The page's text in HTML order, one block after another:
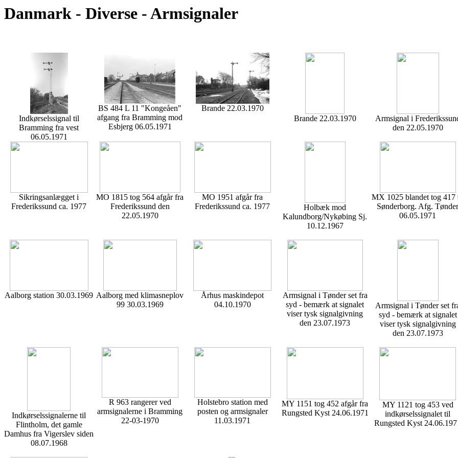
Danmark - Diverse - Armsignaler
Indkørselssignal til
Bramming fra vest
06.05.1971
BS 484 L 11 "Kongeåen"
afgang fra Bramming mod
Esbjerg 06.05.1971
Brande 22.03.1970
Brande 22.03.1970
Armsignal i
den 22.05.1970
Sikringsanlægget i
Frederikssund ca. 1977
MO 1815 tog 564 afgår fra
Frederikssund den
22.05.1970
MO 1951 afgår fra
Frederikssund ca. 1977
Holbæk mod
Kalundborg/Nykøbing Sj.
10.12.1967
MX 1025 blandet tog 417
Sønderborg. Afg. Tønder
06.05.1971
Aalborg station 30.03.1969 Aalborg med klimasneplov
99 30.03.1969
Århus maskindepot
04.10.1970
Armsignal i Tønder set fra
syd - bemærk at signalet
viser tysk signalgivning
den 23.07.1973
Armsignal i Tønder set
syd - bemærk at signalet
viser tysk signalgivning
den 23.07.1973
Indkørselssignalerne til
Flintholm, det gamle
Damhus fra Vigerslev siden
08.07.1968
R 963 rangerer ved
armsignalerne i Bramming
22-03-1970
Holstebro station med
posten og armsignaler
11.03.1971
MY 1151 tog 452 afgår fra
Rungsted Kyst 24.06.1971
MY 1121 tog 453 ved
indkørselssignalet til
Rungsted Kyst